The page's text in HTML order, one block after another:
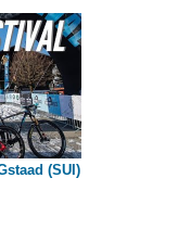
(SUI)